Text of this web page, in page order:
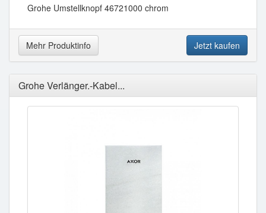
Grohe Umstellknopf 46721000 chrom
Mehr Produktinfo Jetzt kaufen
Grohe Verlänger.-Kabel...